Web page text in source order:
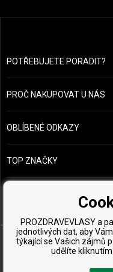
POTŘEBUJETE PORADIT?
PROČ NAKUPOVAT U NÁS
OBLÍBENÉ ODKAZY
Náš
TOP ZNAČKY
PROZDRAVEVLASY a
jednotlivých dat, aby
týkající se Vašich zájmů
udělíte kliknutím